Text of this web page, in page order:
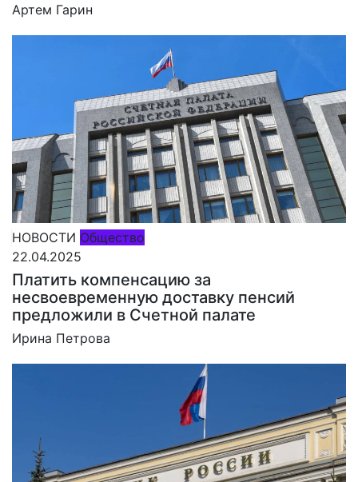
Артем Гарин
НОВОСТИ Общество
22.04.2025
Платить компенсацию за
несвоевременную доставку пенсий
предложили в Счетной палате
Ирина Петрова